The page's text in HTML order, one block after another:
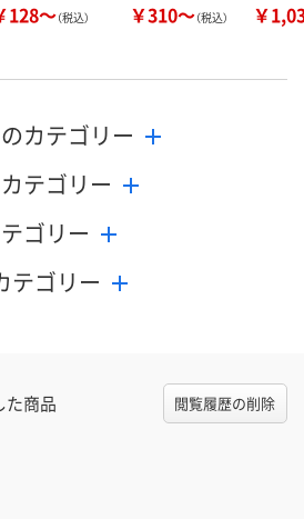
128～（税込） ￥310～（税込） ￥
カテゴリー
テゴリー
ゴリー
テゴリー
た商品 閲覧履歴の削除